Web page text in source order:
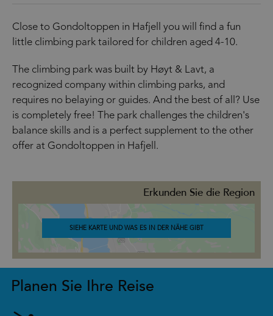
Close to Gondoltoppen in Hafjell you will find a fun
little climbing park tailored for children aged 4-10.
The climbing park was built by Høyt & Lavt, a
recognized company within climbing parks, and
requires no belaying or guides. And the best of all? Use
is completely free! The park challenges the children's
balance skills and is a perfect supplement to the other
offer at Gondoltoppen in Hafjell.
Erkunden Sie die Region
SIEHE KARTE UND WAS ES IN DER NÄHE GIBT
Planen Sie Ihre Reise